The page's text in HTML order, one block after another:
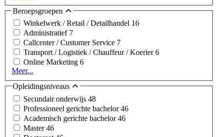
Beroepsgroepen
Winkelwerk / Retail / Detailhandel 16
Administratief 7
Callcenter / Customer Service 7
Transport / Logistiek / Chauffeur / Koerier6
Online Marketing 6
Meer...
Opleidingsniveaus
Secundair onderwijs 48
Professioneel gerichte bachelor46
Academisch gerichte bachelor46
Master46